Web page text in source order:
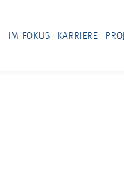
IM FOKUS KARRIERE